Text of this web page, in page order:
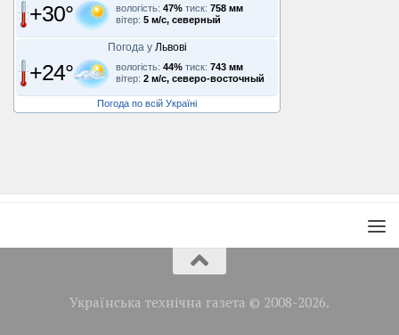
+30° вологість: 47% тиск: 758 мм
вітер: 5 м/с, северный
Погода у Львові
+24° вологість: 44% тиск: 743 мм
вітер: 2 м/с, северо-восточный
Погода по всій Україні
Українська технічна газета © 2008-2026.